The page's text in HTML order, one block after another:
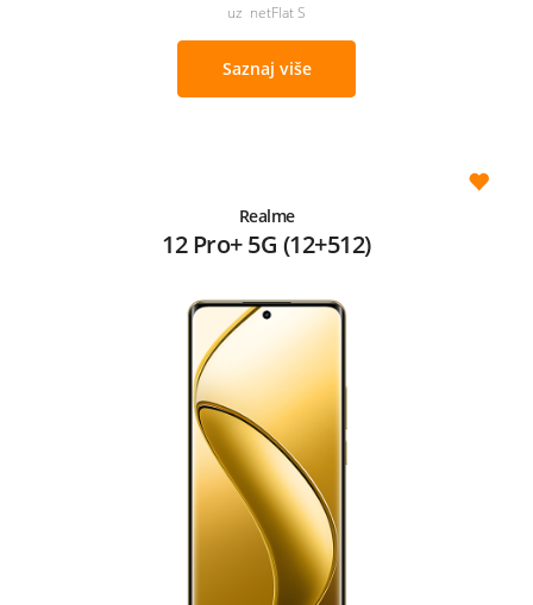
uz netFlat S
Saznaj više
Realme
12 Pro+ 5G (12+512)